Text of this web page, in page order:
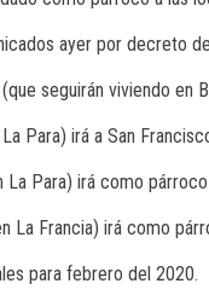
ayer por decreto
seguirán viviendo en
Para) irá a San
Para) irá como párroco
La Francia) irá como
para febrero del 2020.